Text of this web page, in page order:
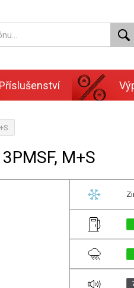
Příslušenství
M+S